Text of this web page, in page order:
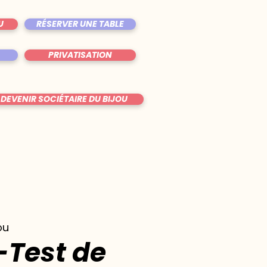
RÉSERVER UNE TABLE
PRIVATISATION
DEVENIR SOCIÉTAIRE DU BIJOU
de